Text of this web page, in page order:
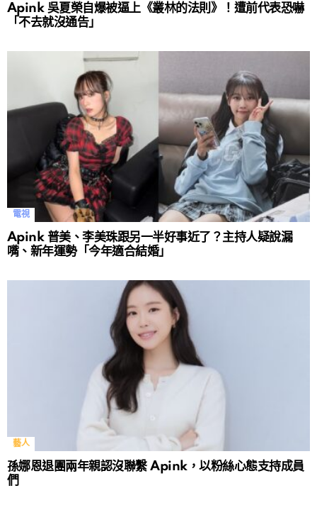
Apink 吳夏榮自爆被逼上《叢林的法則》！遭前代表恐嚇
「不去就沒通告」
電視
Apink 普美、李美珠跟另一半好事近了？主持人疑說漏
嘴、新年運勢「今年適合結婚」
藝人
孫娜恩退團兩年親認沒聯繫 Apink，以粉絲心態支持成員
們